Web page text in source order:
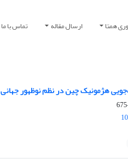
همتا ارسال مقاله تماس با ما
هژمونیک چین در نظم نوظهور جهانی